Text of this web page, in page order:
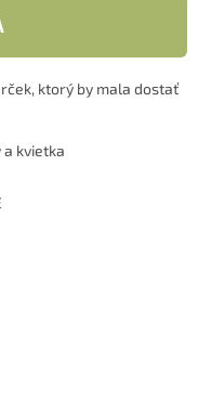
ktorý by mala dostať
kvietka